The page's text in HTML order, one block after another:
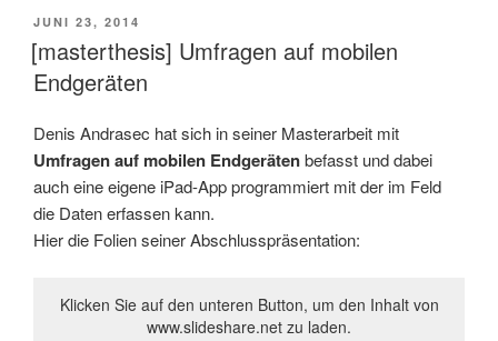
VERÖFFENTLICHT
AM
JUNI 23, 2014
[masterthesis] Umfragen auf mobilen
Endgeräten
Denis Andrasec hat sich in seiner Masterarbeit mit
Umfragen auf mobilen Endgerätenbefasst und dabei
auch eine eigene iPad-App programmiert mit der im Feld
die Daten erfassen kann.
Hier die Folien seiner Abschlusspräsentation:
Klicken Sie auf den unteren Button, um den Inhalt von
www.slideshare.net zu laden.